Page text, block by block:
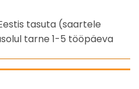
tasuta (saartele
tarne 1-5 tööpäeva